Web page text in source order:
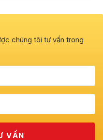
chúng tôi tư vấn trong